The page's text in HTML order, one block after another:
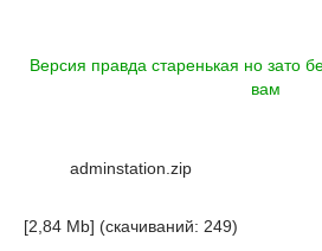
Версия правда старенькая но зато
вам
adminstation.zip
[2,84 Mb] (cкачиваний: 249)